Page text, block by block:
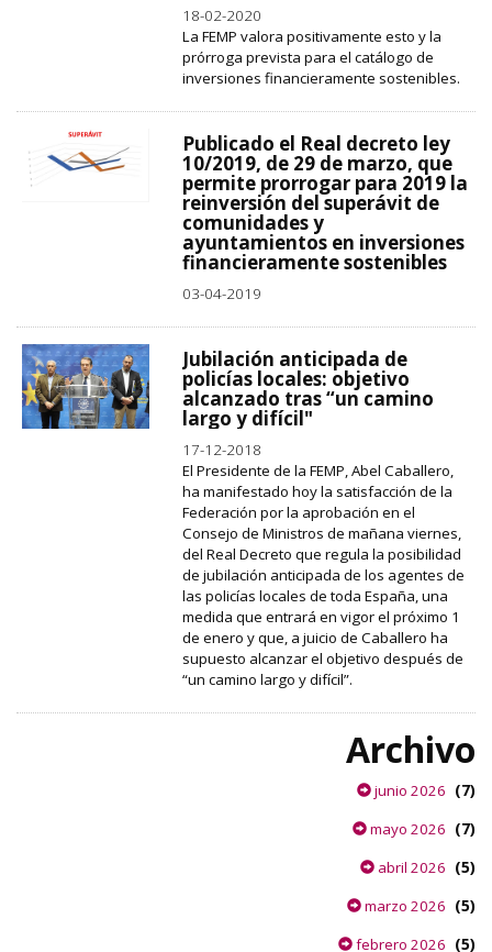
18-02-2020
La FEMP valora positivamente esto y la
prórroga prevista para el catálogo de
inversiones financieramente sostenibles.
Publicado el Real decreto ley
10/2019, de 29 de marzo, que
permite prorrogar para 2019 la
reinversión del superávit de
comunidades y
ayuntamientos en inversiones
financieramente sostenibles
03-04-2019
Jubilación anticipada de
policías locales: objetivo
alcanzado tras “un camino
largo y difícil"
17-12-2018
El Presidente de la FEMP, Abel Caballero,
ha manifestado hoy la satisfacción de la
Federación por la aprobación en el
Consejo de Ministros de mañana viernes,
del Real Decreto que regula la posibilidad
de jubilación anticipada de los agentes de
las policías locales de toda España, una
medida que entrará en vigor el próximo 1
de enero y que, a juicio de Caballero ha
supuesto alcanzar el objetivo después de
“un camino largo y difícil”.
Archivo
junio 2026 (7)
mayo 2026 (7)
abril 2026 (5)
marzo 2026 (5)
febrero 2026 (5)